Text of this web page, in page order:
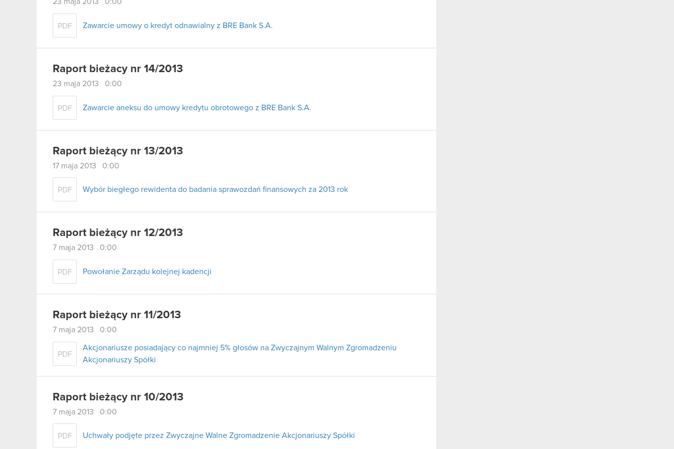
23 maja 2013 0:00
PDF Zawarcie umowy o kredyt odnawialny z BRE Bank S.A.
Raport bieżacy nr 14/2013
23 maja 2013 0:00
PDF Zawarcie aneksu do umowy kredytu obrotowego z BRE Bank S.A.
Raport bieżący nr 13/2013
17 maja 2013 0:00
PDF Wybór biegłego rewidenta do badania sprawozdań finansowych za 2013 rok
Raport bieżący nr 12/2013
7 maja 2013 0:00
PDF Powołanie Zarządu kolejnej kadencji
Raport bieżący nr 11/2013
7 maja 2013 0:00
PDF
Akcjonariusze posiadający co najmniej 5% głosów na Zwyczajnym Walnym Zgromadzeniu
Akcjonariuszy Spółki
Raport bieżący nr 10/2013
7 maja 2013 0:00
PDF Uchwały podjęte przez Zwyczajne Walne Zgromadzenie Akcjonariuszy Spółki